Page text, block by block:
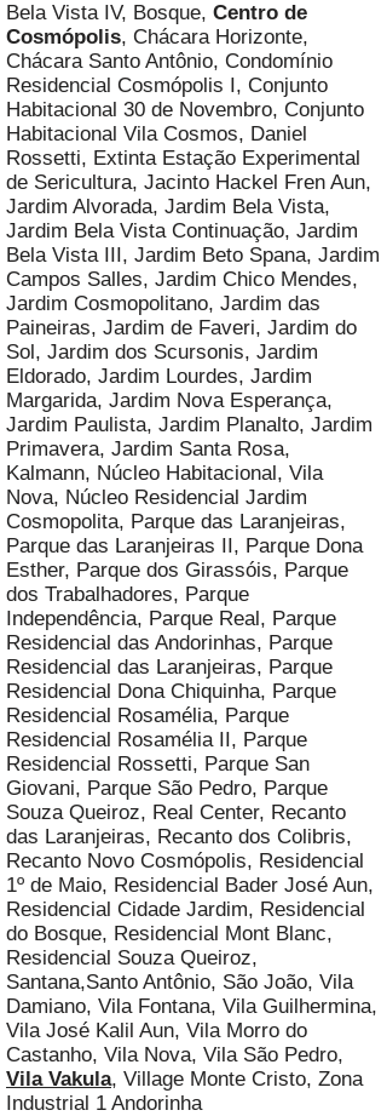
Bela Vista IV, Bosque, Centro de
Cosmópolis, Chácara Horizonte,
Chácara Santo Antônio, Condomínio
Residencial Cosmópolis I, Conjunto
Habitacional 30 de Novembro, Conjunto
Habitacional Vila Cosmos, Daniel
Rossetti, Extinta Estação Experimental
de Sericultura, Jacinto Hackel Fren Aun,
Jardim Alvorada, Jardim Bela Vista,
Jardim Bela Vista Continuação, Jardim
Bela Vista III, Jardim Beto Spana, Jardim
Campos Salles, Jardim Chico Mendes,
Jardim Cosmopolitano, Jardim das
Paineiras, Jardim de Faveri, Jardim do
Sol, Jardim dos Scursonis, Jardim
Eldorado, Jardim Lourdes, Jardim
Margarida, Jardim Nova Esperança,
Jardim Paulista, Jardim Planalto, Jardim
Primavera, Jardim Santa Rosa,
Kalmann, Núcleo Habitacional, Vila
Nova, Núcleo Residencial Jardim
Cosmopolita, Parque das Laranjeiras,
Parque das Laranjeiras II, Parque Dona
Esther, Parque dos Girassóis, Parque
dos Trabalhadores, Parque
Independência, Parque Real, Parque
Residencial das Andorinhas, Parque
Residencial das Laranjeiras, Parque
Residencial Dona Chiquinha, Parque
Residencial Rosamélia, Parque
Residencial Rosamélia II, Parque
Residencial Rossetti, Parque San
Giovani, Parque São Pedro, Parque
Souza Queiroz, Real Center, Recanto
das Laranjeiras, Recanto dos Colibris,
Recanto Novo Cosmópolis, Residencial
1º de Maio, Residencial Bader José Aun,
Residencial Cidade Jardim, Residencial
do Bosque, Residencial Mont Blanc,
Residencial Souza Queiroz,
Santana,Santo Antônio, São João, Vila
Damiano, Vila Fontana, Vila Guilhermina,
Vila José Kalil Aun, Vila Morro do
Castanho, Vila Nova, Vila São Pedro,
Vila Vakula, Village Monte Cristo, Zona
Industrial 1 Andorinha